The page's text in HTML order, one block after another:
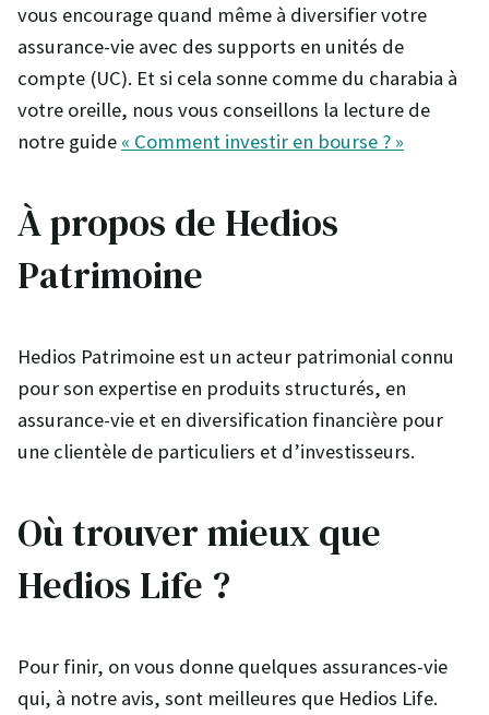
vous encourage quand même à diversifier votre
assurance-vie avec des supports en unités de
compte (UC). Et si cela sonne comme du charabia à
votre oreille, nous vous conseillons la lecture de
notre guide « Comment investir en bourse ? »
À propos de Hedios
Patrimoine
Hedios Patrimoine est un acteur patrimonial connu
pour son expertise en produits structurés, en
assurance-vie et en diversification financière pour
une clientèle de particuliers et d’investisseurs.
Où trouver mieux que
Hedios Life ?
Pour finir, on vous donne quelques assurances-vie
qui, à notre avis, sont meilleures que Hedios Life.